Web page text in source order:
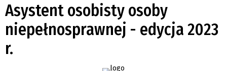
Asystent osobisty osoby
niepełnosprawnej - edycja 2023
r.